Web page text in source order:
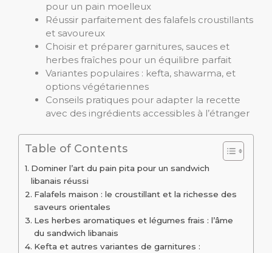
pour un pain moelleux
Réussir parfaitement des falafels croustillants
et savoureux
Choisir et préparer garnitures, sauces et
herbes fraîches pour un équilibre parfait
Variantes populaires : kefta, shawarma, et
options végétariennes
Conseils pratiques pour adapter la recette
avec des ingrédients accessibles à l’étranger
Table of Contents
Dominer l’art du pain pita pour un sandwich
libanais réussi
Falafels maison : le croustillant et la richesse des
saveurs orientales
Les herbes aromatiques et légumes frais : l’âme
du sandwich libanais
Kefta et autres variantes de garnitures :